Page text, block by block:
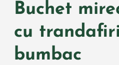
Buchet
cu
bumbac